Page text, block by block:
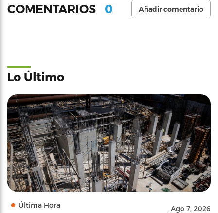
COMENTARIOS 0 Añadir comentario
Lo Último
Última Hora Ago 7, 2026